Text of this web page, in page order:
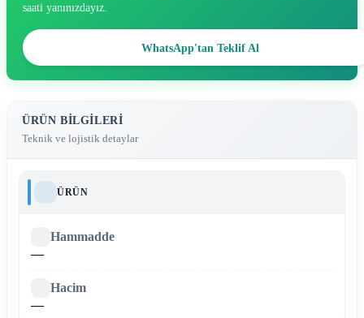
saati yanınızdayız.
WhatsApp'tan Teklif Al
ÜRÜN BILGILERI
Teknik ve lojistik detaylar
ÜRÜN
Hammadde
—
Hacim
—